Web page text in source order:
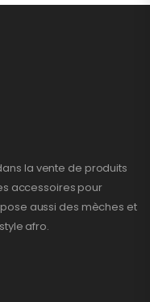
la vente de produits
accessoires pour
aussi des mèches et
afro.